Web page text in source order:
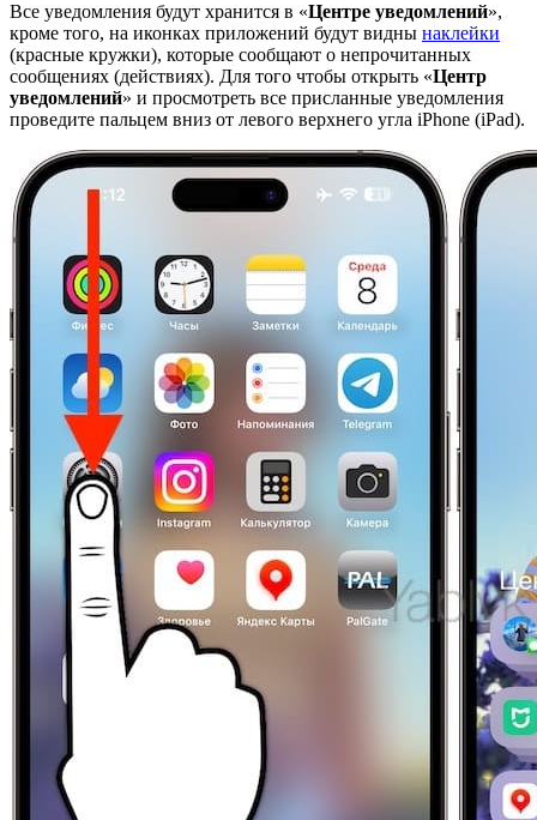
Все уведомления будут хранится в «Центре уведомлений»,
кроме того, на иконках приложений будут видны наклейки
(красные кружки), которые сообщают о непрочитанных
сообщениях (действиях). Для того чтобы открыть «Центр
уведомлений» и просмотреть все присланные уведомления
проведите пальцем вниз от левого верхнего угла iPhone (iPad).